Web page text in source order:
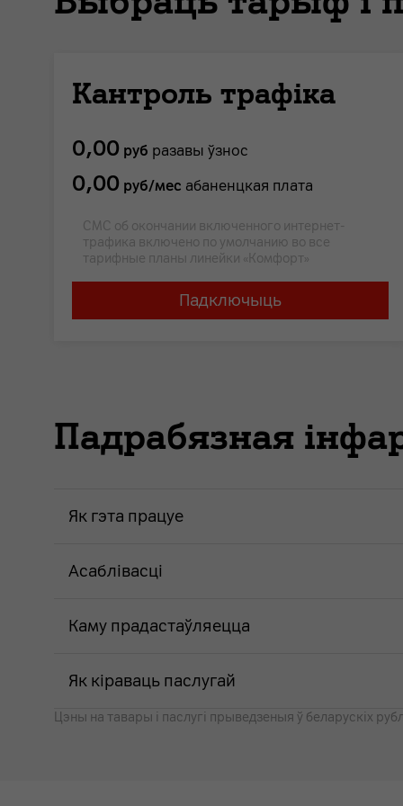
Кантроль трафіка
0,00 руб разавы ўзнос
0,00 руб/мес абаненцкая плата
СМС об окончании включенного интернет-
трафика включено по умолчанию во все
тарифные планы линейки «Комфорт»
Падключыць
Падрабязная
Як гэта працуе
Асаблівасці
Каму прадастаўляецца
Як кіраваць паслугай
Цэны на тавары i паслугі прыведзеныя ў беларускіх